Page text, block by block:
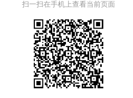
扫一扫在手机上查看当前页面